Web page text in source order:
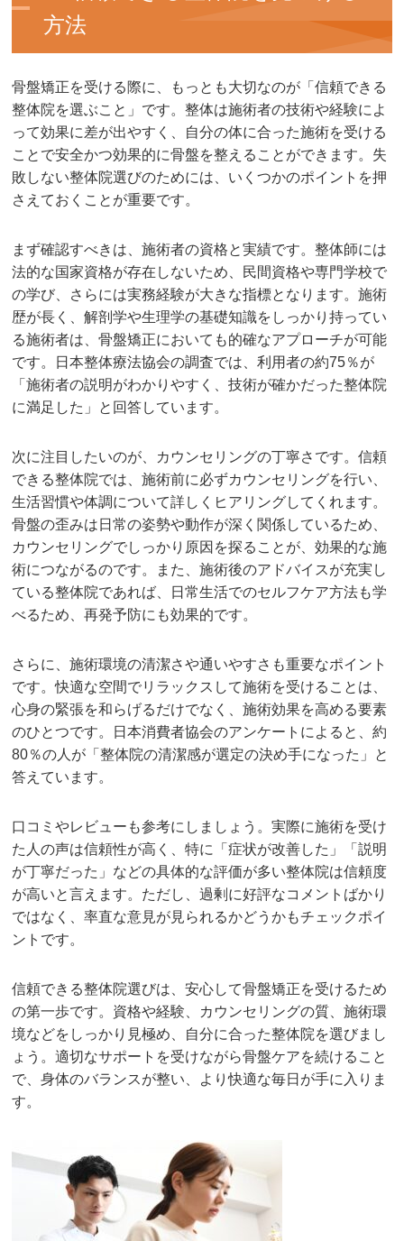
方法
骨盤矯正を受ける際に、もっとも大切なのが「信頼できる
整体院を選ぶこと」です。整体は施術者の技術や経験によ
って効果に差が出やすく、自分の体に合った施術を受ける
ことで安全かつ効果的に骨盤を整えることができます。失
敗しない整体院選びのためには、いくつかのポイントを押
さえておくことが重要です。
まず確認すべきは、施術者の資格と実績です。整体師には
法的な国家資格が存在しないため、民間資格や専門学校で
の学び、さらには実務経験が大きな指標となります。施術
歴が長く、解剖学や生理学の基礎知識をしっかり持ってい
る施術者は、骨盤矯正においても的確なアプローチが可能
です。日本整体療法協会の調査では、利用者の約75％が
「施術者の説明がわかりやすく、技術が確かだった整体院
に満足した」と回答しています。
次に注目したいのが、カウンセリングの丁寧さです。信頼
できる整体院では、施術前に必ずカウンセリングを行い、
生活習慣や体調について詳しくヒアリングしてくれます。
骨盤の歪みは日常の姿勢や動作が深く関係しているため、
カウンセリングでしっかり原因を探ることが、効果的な施
術につながるのです。また、施術後のアドバイスが充実し
ている整体院であれば、日常生活でのセルフケア方法も学
べるため、再発予防にも効果的です。
さらに、施術環境の清潔さや通いやすさも重要なポイント
です。快適な空間でリラックスして施術を受けることは、
心身の緊張を和らげるだけでなく、施術効果を高める要素
のひとつです。日本消費者協会のアンケートによると、約
80％の人が「整体院の清潔感が選定の決め手になった」と
答えています。
口コミやレビューも参考にしましょう。実際に施術を受け
た人の声は信頼性が高く、特に「症状が改善した」「説明
が丁寧だった」などの具体的な評価が多い整体院は信頼度
が高いと言えます。ただし、過剰に好評なコメントばかり
ではなく、率直な意見が見られるかどうかもチェックポイ
ントです。
信頼できる整体院選びは、安心して骨盤矯正を受けるため
の第一歩です。資格や経験、カウンセリングの質、施術環
境などをしっかり見極め、自分に合った整体院を選びまし
ょう。適切なサポートを受けながら骨盤ケアを続けること
で、身体のバランスが整い、より快適な毎日が手に入りま
す。